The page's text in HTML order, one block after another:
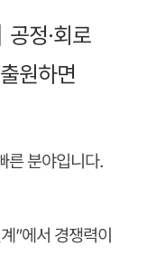
정·회로
원하면
른 분야입니다.
”에서 경쟁력이